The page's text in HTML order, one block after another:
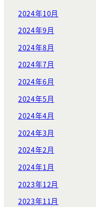
2024年10月
2024年9月
2024年8月
2024年7月
2024年6月
2024年5月
2024年4月
2024年3月
2024年2月
2024年1月
2023年12月
2023年11月